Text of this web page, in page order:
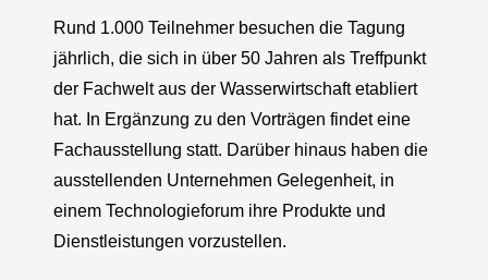
Rund 1.000 Teilnehmer besuchen die Tagung
jährlich, die sich in über 50 Jahren als Treffpunkt
der Fachwelt aus der Wasserwirtschaft etabliert
hat. In Ergänzung zu den Vorträgen findet eine
Fachausstellung statt. Darüber hinaus haben die
ausstellenden Unternehmen Gelegenheit, in
einem Technologieforum ihre Produkte und
Dienstleistungen vorzustellen.